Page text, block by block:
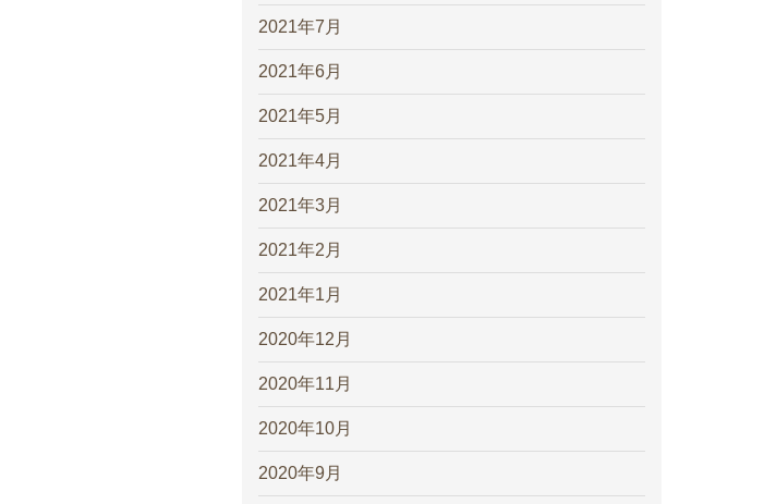
2021年7月
2021年6月
2021年5月
2021年4月
2021年3月
2021年2月
2021年1月
2020年12月
2020年11月
2020年10月
2020年9月